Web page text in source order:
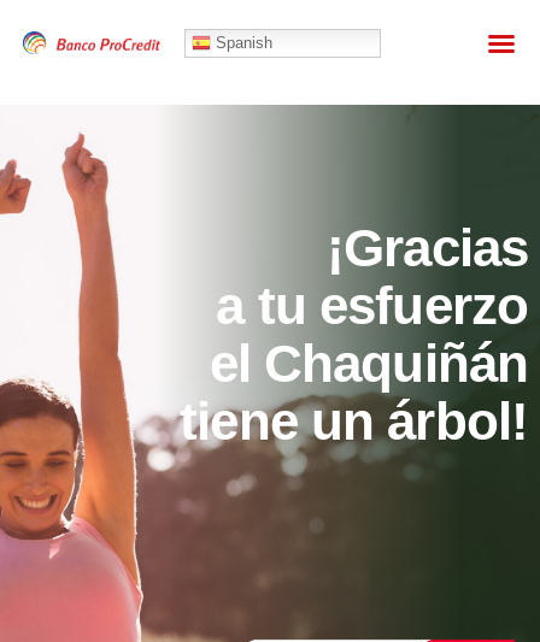
Spanish
¡Gracias
a tu esfuerzo
el Chaquiñán
tiene un árbol!